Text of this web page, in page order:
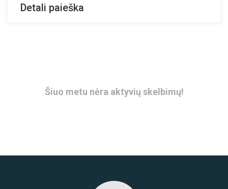
Detali paieška
Šiuo metu nėra aktyvių skelbimų!